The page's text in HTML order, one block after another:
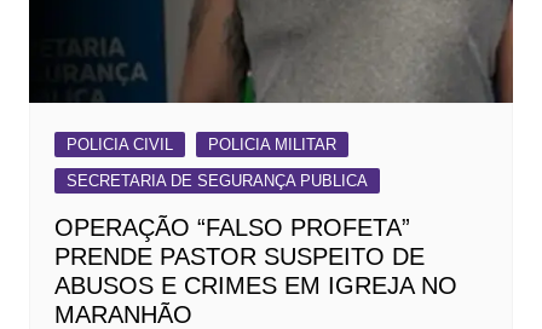
POLICIA CIVIL
POLICIA MILITAR
SECRETARIA DE SEGURANÇA PUBLICA
OPERAÇÃO “FALSO PROFETA”
PRENDE PASTOR SUSPEITO DE
ABUSOS E CRIMES EM IGREJA NO
MARANHÃO